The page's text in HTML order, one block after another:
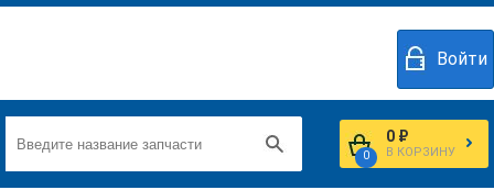
Войти
0
0 ₽
В КОРЗИНУ